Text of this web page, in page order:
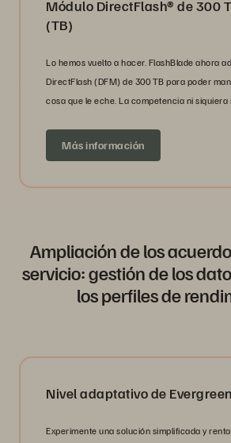
Módulo DirectFlash® de 300
(TB)
Lo hemos vuelto a hacer. FlashBlade ahora
DirectFlash (DFM) de 300 TB para poder
cosa que le eche. La competencia ni siquiera
Más información
Ampliación de los
servicio: gestión de los
los perfiles de
Nivel adaptativo de
Experimente una solución simplificada y